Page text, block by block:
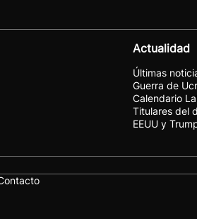
Actualidad
Últimas
Guerra de
Calendario
Titulares del
EEUU y